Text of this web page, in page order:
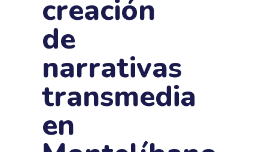
creación
de
narrativas
transmedia
en